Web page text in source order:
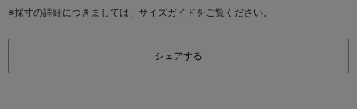
※採寸の詳細につきましては、 サイズガイドをご覧ください。
シェアする